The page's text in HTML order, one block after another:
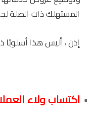
المستهلك ذات الصلة
إذن ، أليس هذا أسلوبًا
اكتساب ولاء